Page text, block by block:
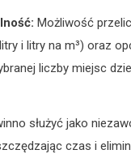
Możliwość
i litry na m³) oraz
liczby miejsc
służyć jako
czas i